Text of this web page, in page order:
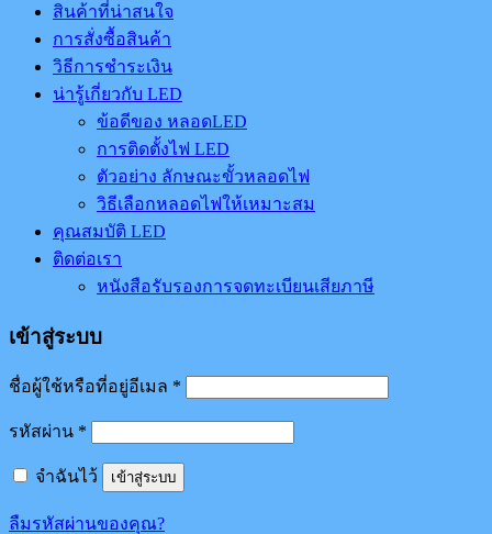
สินค้าที่น่าสนใจ
การสั่งซื้อสินค้า
วิธีการชำระเงิน
น่ารู้เกี่ยวกับ LED
ข้อดีของ หลอดLED
การติดตั้งไฟ LED
ตัวอย่าง ลักษณะขั้วหลอดไฟ
วิธีเลือกหลอดไฟให้เหมาะสม
คุณสมบัติ LED
ติดต่อเรา
หนังสือรับรองการจดทะเบียนเสียภาษี
เข้าสู่ระบบ
ชื่อผู้ใช้หรือที่อยู่อีเมล *
รหัสผ่าน *
จำฉันไว้ เข้าสู่ระบบ
ลืมรหัสผ่านของคุณ?